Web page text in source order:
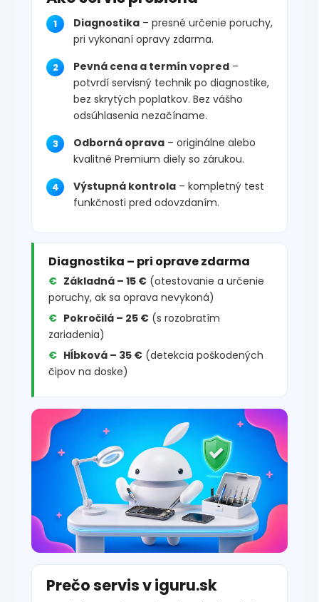
Diagnostika – presné určenie poruchy,
pri vykonaní opravy zdarma.
Pevná cena a termín vopred –
potvrdí servisný technik po diagnostike,
bez skrytých poplatkov. Bez vášho
odsúhlasenia nezačíname.
Odborná oprava – originálne alebo
kvalitné Premium diely so zárukou.
Výstupná kontrola – kompletný test
funkčnosti pred odovzdaním.
Diagnostika – pri oprave zdarma
Základná – 15 € (otestovanie a určenie
poruchy, ak sa oprava nevykoná)
Pokročilá – 25 € (s rozobratím
zariadenia)
Hĺbková – 35 € (detekcia poškodených
čipov na doske)
Prečo servis v iguru.sk